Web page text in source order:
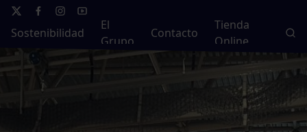
Sostenibilidad
El
Grupo
Contacto
Tienda
Online